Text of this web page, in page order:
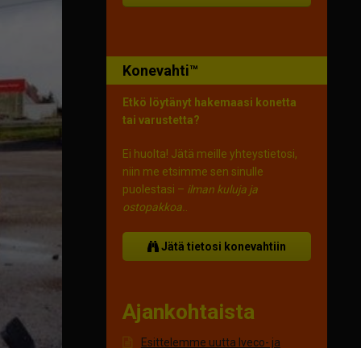
Konevahti™
Etkö löytänyt hakemaasi konetta
tai varustetta?
Ei huolta! Jätä meille yhteystietosi,
niin me etsimme sen sinulle
puolestasi – ilman kuluja ja
ostopakkoa.
Jätä tietosi konevahtiin
Ajankohtaista
Esittelemme uutta Iveco- ja